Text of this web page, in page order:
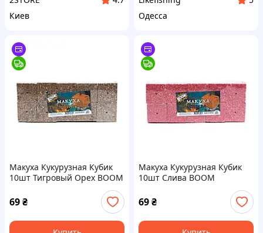
Киев
Одесса
Макуха Кукурузная Кубик
10шт Тигровый Орех BOOM
69₴
Макуха Кукурузная Кубик
10шт Слива BOOM
69₴